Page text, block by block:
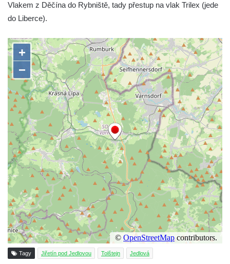
Vlakem z Děčína do Rybniště, tady přestup na vlak Trilex (jede
do Liberce).
Tagy Jiřetín pod Jedlovou Tolštejn Jedlová